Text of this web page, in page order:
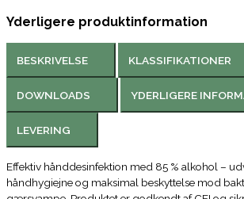
Yderligere produktinformation
BESKRIVELSE KLASSIFIKATIONER
DOWNLOADS YDERLIGERE
LEVERING
Effektiv hånddesinfektion med 85 % alkohol –
håndhygiejne og maksimal beskyttelse mod